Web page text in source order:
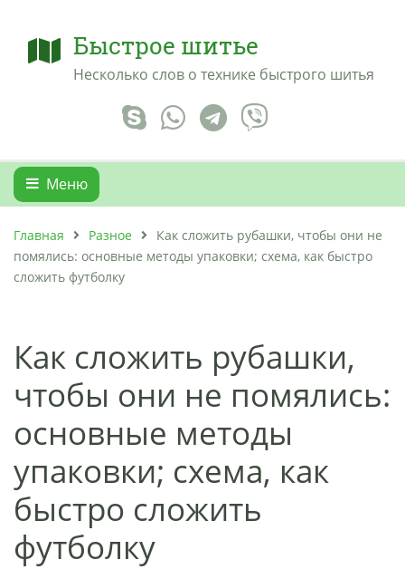
Быстрое шитье
Несколько слов о технике быстрого шитья
Меню
Главная Разное
Как сложить рубашки, чтобы они не
помялись: основные методы упаковки; схема, как быстро
сложить футболку
Как сложить рубашки,
чтобы они не помялись:
основные методы
упаковки; схема, как
быстро сложить
футболку